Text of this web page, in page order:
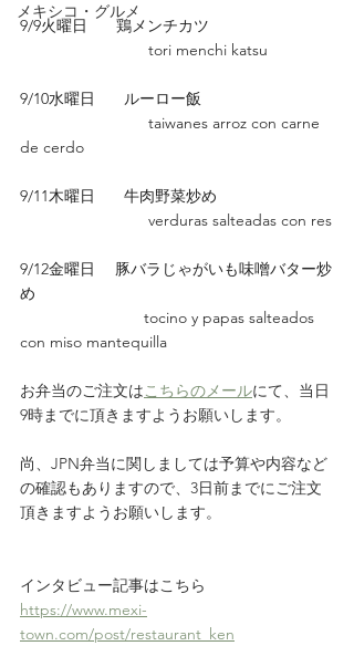
メキシコ・グルメ
9/9火曜日　   鶏メンチカツ
tori menchi katsu
9/10水曜日   　ルーロー飯
taiwanes arroz con carne
de cerdo
9/11木曜日　   牛肉野菜炒め
verduras salteadas con res
9/12金曜日　 豚バラじゃがいも味噌バター炒
め
tocino y papas salteados
con miso mantequilla
お弁当のご注文はこちらのメールにて、当日
9時までに頂きますようお願いします。
尚、JPN弁当に関しましては予算や内容など
の確認もありますので、3日前までにご注文
頂きますようお願いします。
インタビュー記事はこちら
https://www.mexi-
town.com/post/restaurant_ken